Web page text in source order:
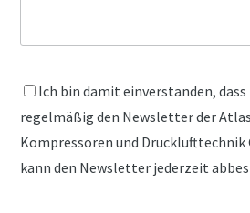
Ich bin damit einverstanden,
regelmäßig den Newsletter der
Kompressoren und Drucklufttechnik
kann den Newsletter jederzeit